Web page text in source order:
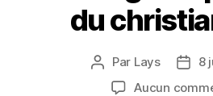
du
Auteur
de
Par Lays
Date
8
Aucun